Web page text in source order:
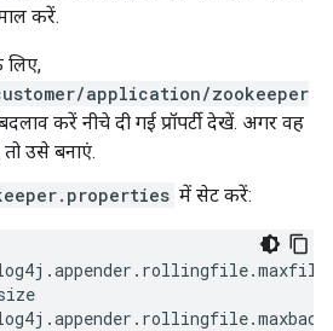
करें.
application/zookeeper
करें नीचे दी गई प्रॉपर्टी देखें. अगर वह
उसे बनाएं.
में सेट करें: